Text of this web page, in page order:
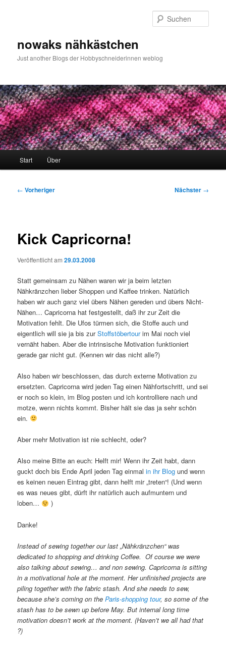
nowaks nähkästchen
Just another Blogs der Hobbyschneiderinnen weblog
Start Über
Beitragsnavigation
← Vorheriger Nächster →
Kick Capricorna!
Veröffentlicht am29.03.2008
Statt gemeinsam zu Nähen waren wir ja beim letzten
Nähkränzchen lieber Shoppen und Kaffee trinken. Natürlich
haben wir auch ganz viel übers Nähen gereden und übers Nicht-
Nähen… Capricorna hat festgestellt, daß ihr zur Zeit die
Motivation fehlt. Die Ufos türmen sich, die Stoffe auch und
eigentlich will sie ja bis zurStoffstöbertourim Mai noch viel
vernäht haben. Aber die intrinsische Motivation funktioniert
gerade gar nicht gut. (Kennen wir das nicht alle?)
Also haben wir beschlossen, das durch externe Motivation zu
ersetzten. Capricorna wird jeden Tag einen Nähfortschritt, und sei
er noch so klein, im Blog posten und ich kontrolliere nach und
motze, wenn nichts kommt. Bisher hält sie das ja sehr schön
ein.
Aber mehr Motivation ist nie schlecht, oder?
Also meine Bitte an euch: Helft mir! Wenn ihr Zeit habt, dann
guckt doch bis Ende April jeden Tag einmalin ihr Blog und wenn
es keinen neuen Eintrag gibt, dann helft mir „treten“! (Und wenn
es was neues gibt, dürft ihr natürlich auch aufmuntern und
loben…
)
Danke!
Instead of sewing together our last „Nähkränzchen“ was
dedicated to shopping and drinking Coffee. Of course we were
also talking about sewing… and non sewing. Capricorna is sitting
in a motivational hole at the moment. Her unfinished projects are
piling together with the fabric stash. And she needs to sew,
because she’s coming on theParis-shopping tour, so some of the
stash has to be sewn up before May. But internal long time
motivation doesn’t work at the moment. (Haven’t we all had that
?)